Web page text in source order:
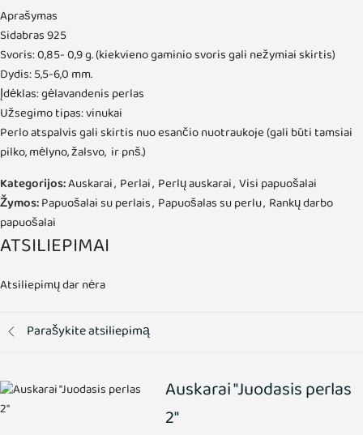
Aprašymas
Sidabras 925
Svoris: 0,85- 0,9 g. (kiekvieno gaminio svoris gali nežymiai skirtis)
Dydis: 5,5-6,0 mm.
Įdėklas: gėlavandenis perlas
Užsegimo tipas: vinukai
Perlo atspalvis gali skirtis nuo esančio nuotraukoje (gali būti tamsiai
pilko, mėlyno, žalsvo, ir pnš.)
Kategorijos:Auskarai, Perlai, Perlų auskarai, Visi papuošalai
Žymos:Papuošalai su perlais, Papuošalas su perlu, Rankų darbo
papuošalai
ATSILIEPIMAI
Atsiliepimų dar nėra
Parašykite atsiliepimą
Auskarai "Juodasis perlas
2"